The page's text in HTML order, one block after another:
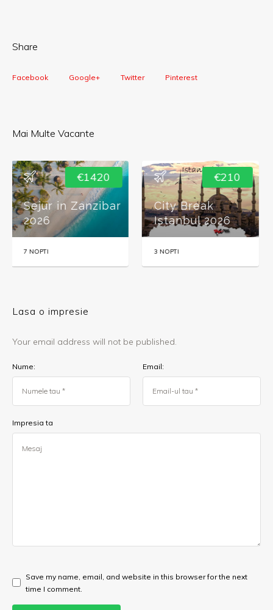
Share
Facebook Google+ Twitter Pinterest
Mai Multe Vacante
€210
City Break
Istanbul 2026
3 NOPTI
€180
City Break Atena
2026
3 NOPTI
Lasa o impresie
Your email address will not be published.
Nume: Email:
Impresia ta
Save my name, email, and website in this browser for the next
time I comment.